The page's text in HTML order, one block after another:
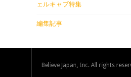
ェルキャブ特集
編集記事